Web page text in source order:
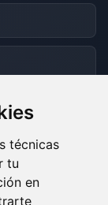
técnicas
tu
en